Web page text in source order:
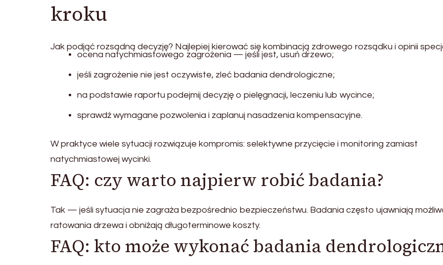
kroku
Jak podjąć rozsądną decyzję? Najlepiej kierować się kombinacją zdrowego rozsądku i opinii
ocena natychmiastowego zagrożenia — jeśli jest, usuń drzewo;
jeśli zagrożenie nie jest oczywiste, zleć badania dendrologiczne;
na podstawie raportu podejmij decyzję o pielęgnacji, leczeniu lub wycince;
sprawdź wymagane pozwolenia i zaplanuj nasadzenia kompensacyjne.
W praktyce wiele sytuacji rozwiązuje kompromis: selektywne przycięcie i monitoring zamiast
natychmiastowej wycinki.
FAQ: czy warto najpierw robić badania?
Tak — jeśli sytuacja nie zagraża bezpośrednio bezpieczeństwu. Badania często ujawniają
ratowania drzewa i obniżają długoterminowe koszty.
FAQ: kto może wykonać badania